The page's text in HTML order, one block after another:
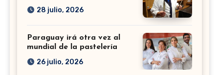
28 julio, 2026
Paraguay irá otra vez al
mundial de la pastelería
26 julio, 2026